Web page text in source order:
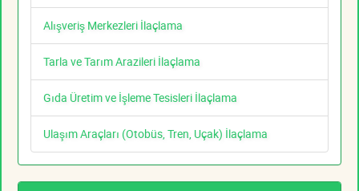
Alışveriş Merkezleri İlaçlama
Tarla ve Tarım Arazileri İlaçlama
Gıda Üretim ve İşleme Tesisleri İlaçlama
Ulaşım Araçları (Otobüs, Tren, Uçak) İlaçlama